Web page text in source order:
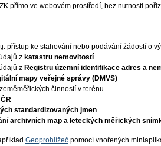
přímo ve webovém prostředí, bez nutnosti
přístup ke stahování nebo podávání žádostí o
z katastru nemovitostí
z Registru územní identifikace adres a
mapy veřejné správy (DMVS)
činností v terénu
standardizovaných jmen
archivních map a leteckých měřických
Geoprohlížeč pomocí vnořených